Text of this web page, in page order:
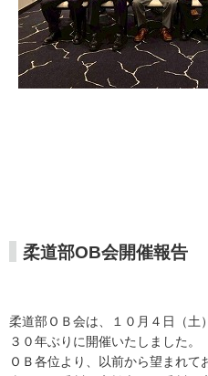
柔道部OB会開催報告
柔道部ＯＢ会は、１０月４日（土
３０年ぶりに開催いたしました。
ＯＢ各位より、以前から望まれて